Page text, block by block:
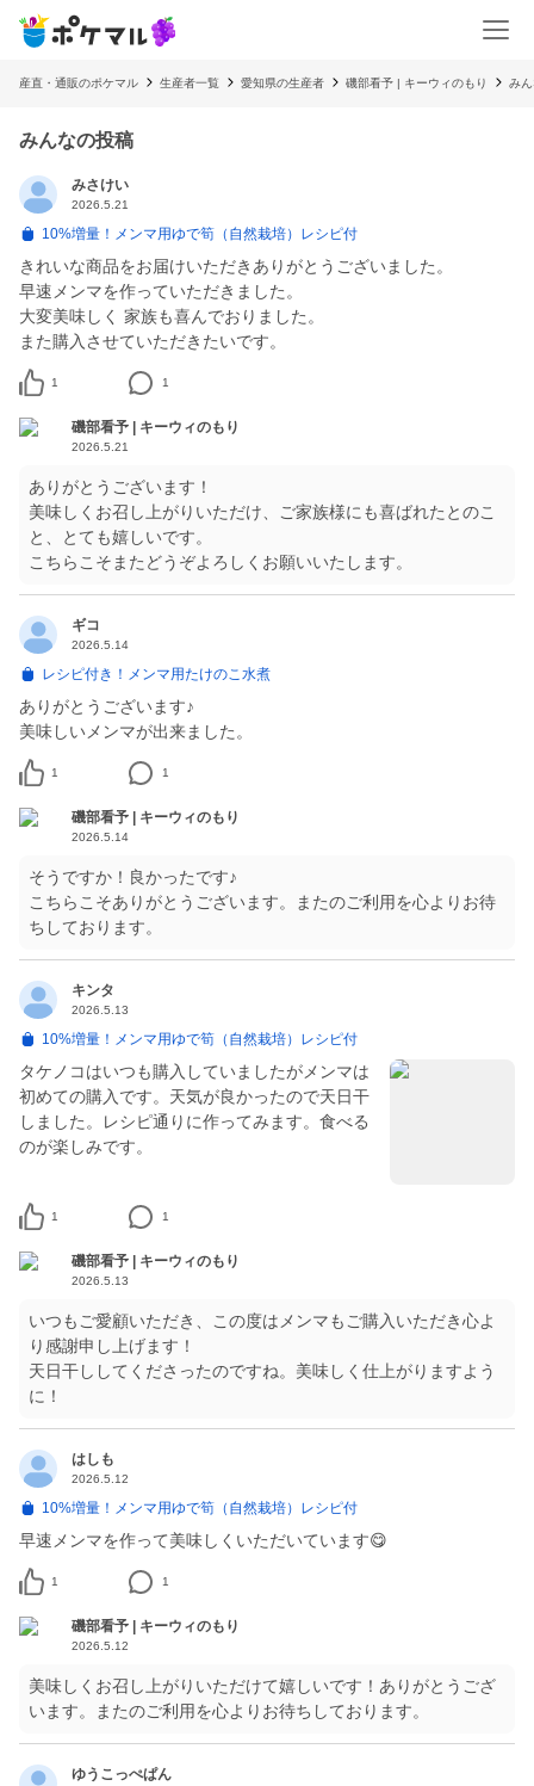
産直・通販のポケマル 生産者一覧 愛知県の生産者 磯部看予 | キーウィのもり み
みんなの投稿
みさけい
2026.5.21
10%増量！メンマ用ゆで筍（自然栽培）レシピ付
きれいな商品をお届けいただきありがとうございました。
早速メンマを作っていただきました。
大変美味しく 家族も喜んでおりました。
また購入させていただきたいです。
1 1
磯部看予 | キーウィのもり
2026.5.21
ありがとうございます！
美味しくお召し上がりいただけ、ご家族様にも喜ばれたとのこ
と、とても嬉しいです。
こちらこそまたどうぞよろしくお願いいたします。
ギコ
2026.5.14
レシピ付き！メンマ用たけのこ水煮
ありがとうございます♪
美味しいメンマが出来ました。
1 1
磯部看予 | キーウィのもり
2026.5.14
そうですか！良かったです♪
こちらこそありがとうございます。またのご利用を心よりお待
ちしております。
キンタ
2026.5.13
10%増量！メンマ用ゆで筍（自然栽培）レシピ付
タケノコはいつも購入していましたがメンマは
初めての購入です。天気が良かったので天日干
しました。レシピ通りに作ってみます。食べる
のが楽しみです。
1 1
磯部看予 | キーウィのもり
2026.5.13
いつもご愛顧いただき、この度はメンマもご購入いただき心よ
り感謝申し上げます！
天日干ししてくださったのですね。美味しく仕上がりますよう
に！
はしも
2026.5.12
10%増量！メンマ用ゆで筍（自然栽培）レシピ付
早速メンマを作って美味しくいただいています😋
1 1
磯部看予 | キーウィのもり
2026.5.12
美味しくお召し上がりいただけて嬉しいです！ありがとうござ
います。またのご利用を心よりお待ちしております。
ゆうこっぺぱん